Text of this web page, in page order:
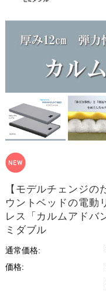
【モデルチェンジ
ウントベッドの電動
レス「カルムアドバ
ミダブル
通常価格:
価格: